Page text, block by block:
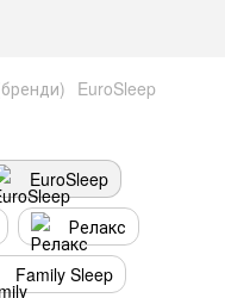
EuroSleep
EuroSleep
Релакс
Family Sleep